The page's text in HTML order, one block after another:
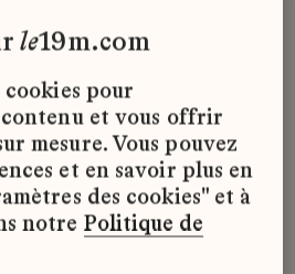
qu’il n’y ait pas
disponibles pour le
le19m.com
pour
et vous offrir
mesure. Vous pouvez
et en savoir plus en
des cookies" et à
notre Politique de